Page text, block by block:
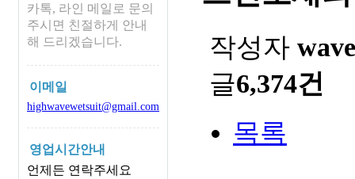
카톡, 라인 메일로 문의
주시면 친절하게 안내
해 드리겠습니다.
이메일
highwavewetsuit@gmail.com
영업시간안내
언제든 연락주세요
작성자 wave
글6,374건
목록